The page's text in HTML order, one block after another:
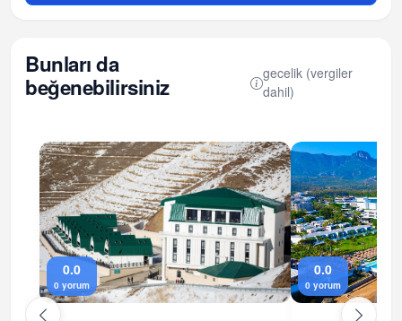
Bunları da
beğenebilirsiniz
gecelik (vergiler
dahil)
0.0
0 yorum
0.0
0 yorum